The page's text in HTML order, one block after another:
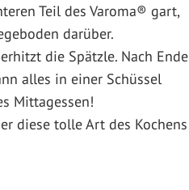
Teil des Varoma® gart,
darüber.
die Spätzle. Nach Ende
alles in einer Schüssel
Mittagessen!
diese tolle Art des Kochens